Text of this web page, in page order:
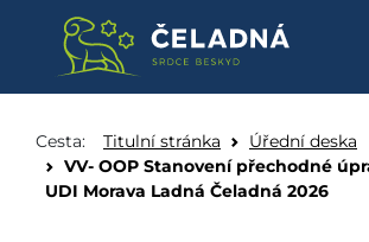
Cesta: Titulní stránka
Úřední deska
VV- OOP Stanovení přechodné
UDI Morava Ladná Čeladná 2026